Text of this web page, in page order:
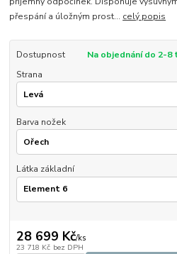
přespání a úložným prost... celý popis
Dostupnost
Na objednání do 2-8
Strana
Barva nožek
Látka základní
28 699 Kč/ks
23 718 Kč bez DPH